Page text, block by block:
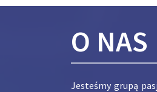
O NAS
Jesteśmy grupą